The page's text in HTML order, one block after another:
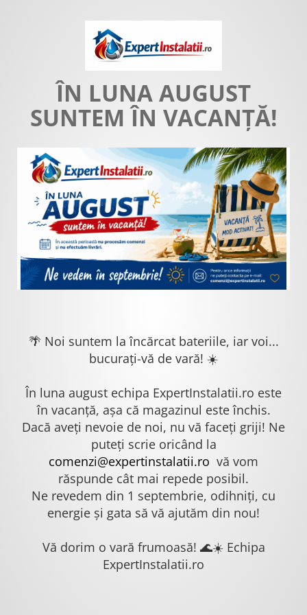
ÎN LUNA AUGUST
SUNTEM ÎN VACANȚĂ!
🌴 Noi suntem la încărcat bateriile, iar voi...
bucurați-vă de vară! ☀️
În luna august echipa ExpertInstalatii.ro este
în vacanță, așa că magazinul este închis.
Dacă aveți nevoie de noi, nu vă faceți griji! Ne
puteți scrie oricând la
comenzi@expertinstalatii.ro vă vom
răspunde cât mai repede posibil.
Ne revedem din 1 septembrie, odihniți, cu
energie și gata să vă ajutăm din nou!
Vă dorim o vară frumoasă! 🌊☀️ Echipa
ExpertInstalatii.ro